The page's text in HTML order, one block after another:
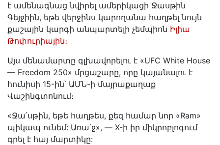
է ամենագնաց նվիրել ամերիկացի Ջասթին
Գեյջիին, եթե վերջինս կարողանա հաղթել նույն
քաշային կարգի անպարտելի չեմպիոն Իլիա
Թոփուրիային։
​Այս մենամարտը գլխավորելու է «UFC White House
— Freedom 250» մրցաշարը, որը կայանալու է
հունիսի 15-ին՝ ԱՄՆ-ի մայրաքաղաք
Վաշինգտոնում։
​«Ջա՛սթին, եթե հաղթես, քեզ համար նոր «Ram»
պիկապ ունեմ: Առա՛ջ», — X-ի իր միկրոբլոգում
գրել է հայ մարտիկը: